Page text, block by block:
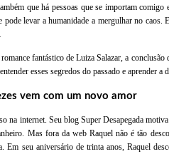
que há pessoas que se importam
pode levar a humanidade a mergulhar no caos.
fantástico de Luiza Salazar, a
esses segredos do passado e aprender
vem com um novo amor
na internet. Seu blog Super Desapegada
Mas fora da web Raquel não é tão
Em seu aniversário de trinta anos, Raquel